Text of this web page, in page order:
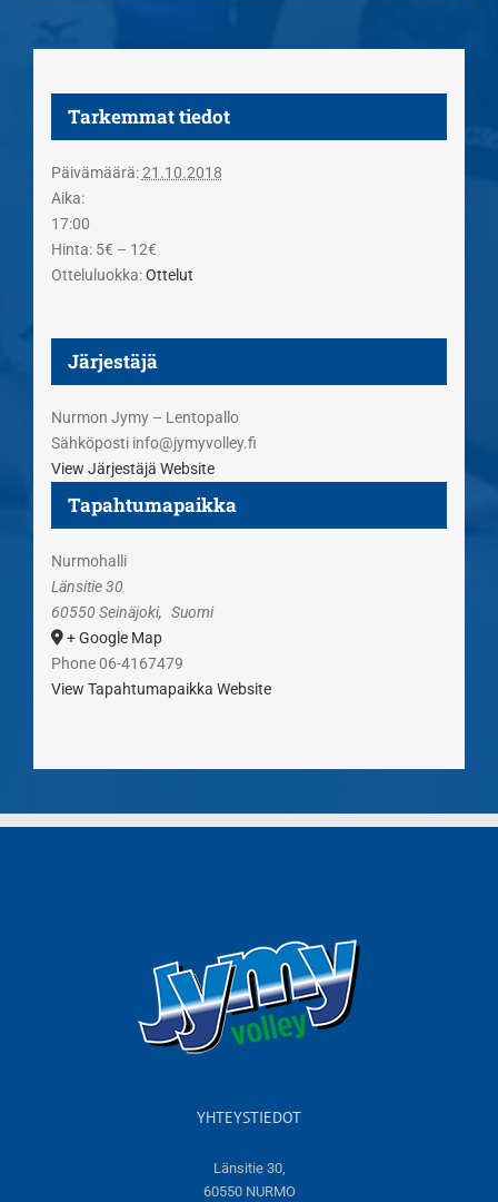
Tarkemmat tiedot
Päivämäärä: 21.10.2018
Aika:
17:00
Hinta: 5€ – 12€
Otteluluokka: Ottelut
Tapahtumapaikka
Nurmohalli
Länsitie 30
60550 Seinäjoki, Suomi
+ Google Map
Phone 06-4167479
View Tapahtumapaikka Website
Järjestäjä
Nurmon Jymy – Lentopallo
Sähköposti info@jymyvolley.fi
View Järjestäjä Website
YHTEYSTIEDOT
Länsitie 30,
60550 NURMO